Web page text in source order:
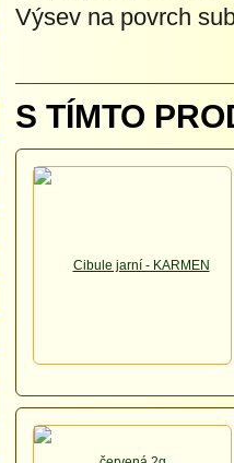
Výsev na povrch
S TÍMTO